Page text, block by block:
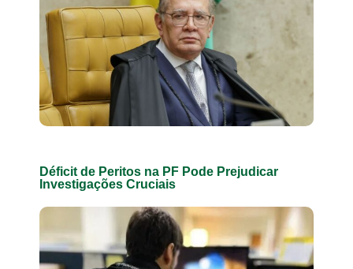
Déficit de Peritos na PF Pode Prejudicar
Investigações Cruciais